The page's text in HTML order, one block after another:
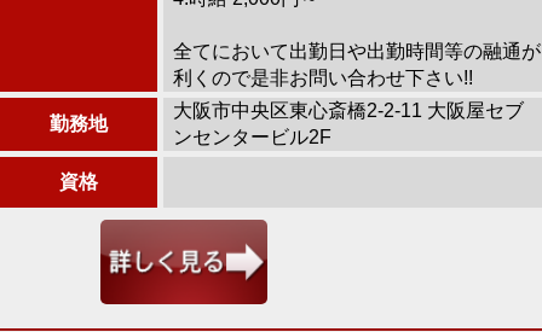
全てにおいて出勤日や出勤時間等の融通が
利くので是非お問い合わせ下さい!!
勤務地
大阪市中央区東心斎橋2-2-11 大阪屋セブ
ンセンタービル2F
資格